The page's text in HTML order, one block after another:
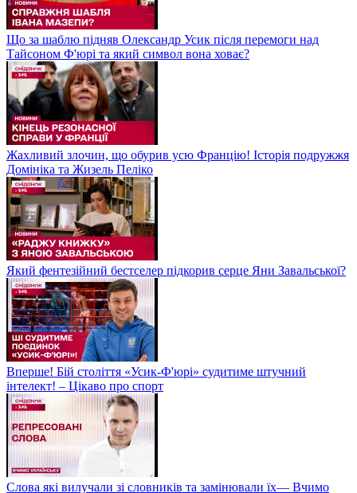
Що за шаблю підняв Олександр Усик після перемоги над
Тайсоном Ф'юрі та який символ вона ховає?
Жахливий злочин, що обурив усю Францію! Історія подружжя
Домініка та Жизель Пеліко
Який фентезійний бестселер підкорив серце Яни Завальської?
Вперше! Бій століття «Усик-Ф'юрі» судитиме штучний
інтелект! – Цікаво про спорт
Слова які вилучали зі словників та замінювали їх— Вчимо